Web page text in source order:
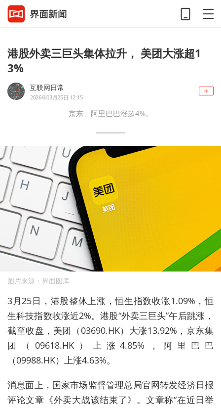
港股外卖三巨头集体拉升， 美团大涨超1
3%
互联网日常
2026年03月25日 12:15
京东、阿里巴巴涨超4%。
图片来源：界面图库
3月25日，港股整体上涨，恒生指数收涨1.09%，恒
生科技指数收涨近2%。港股“外卖三巨头”午后跳涨，
截至收盘，美团（03690.HK）大涨13.92%，京东集
团（09618.HK）上涨4.85%，阿里巴巴
（09988.HK）上涨4.63%。
消息面上， 国家市场监督管理总局官网转发经济日报
评论文章《外卖大战该结束了》。文章称“在近日举